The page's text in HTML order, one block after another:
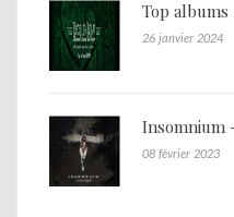
Top albums
26 janvier 2024
Insomnium
08 février 2023